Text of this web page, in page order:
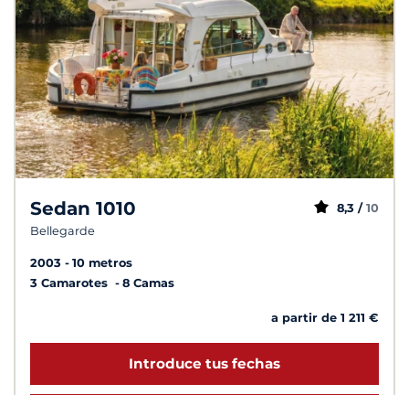
Sedan 1010
Bellegarde
8,3 / 10
2003
10 metros
3 Camarotes
8 Camas
a partir de 1 211 €
Introduce tus fechas